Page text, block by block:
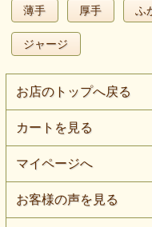
薄手 厚手 ふ
ジャージ
お店のトップへ戻る
カートを見る
マイページへ
お客様の声を見る